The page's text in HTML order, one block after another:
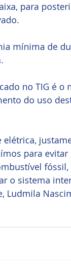
para
no TIG é
do uso
elétrica,
para
o sistema
Ludmila